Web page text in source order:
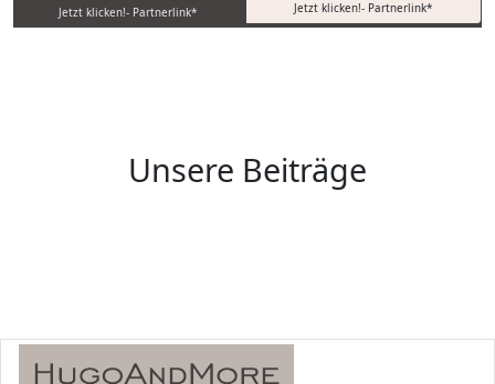
Jetzt klicken!- Partnerlink* Jetzt klicken!- Partnerlink*
Unsere Beiträge